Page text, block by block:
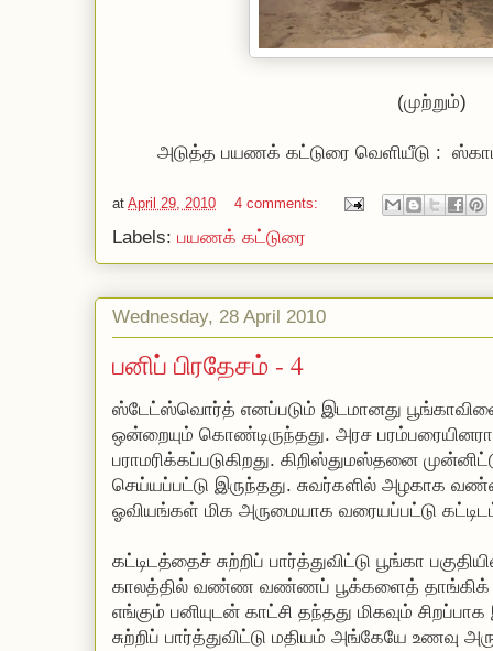
(முற்றும்)
அடுத்த பயணக் கட்டுரை வெளியீடு :
at April 29, 2010 4 comments:
Labels: பயணக் கட்டுரை
Wednesday, 28 April 2010
பனிப் பிரதேசம் - 4
ஸ்டேட்ஸ்வொர்த் எனப்படும் இடமானது
ஒன்றையும் கொண்டிருந்தது. அரச
பராமரிக்கப்படுகிறது. கிறிஸ்துமஸ்தனை
செய்யப்பட்டு இருந்தது. சுவர்களில் அழகாக
ஓவியங்கள் மிக அருமையாக வரையப்பட்டு
கட்டிடத்தைச் சுற்றிப் பார்த்துவிட்டு பூங்கா
காலத்தில் வண்ண வண்ணப் பூக்களைத் தாங்கிக்
எங்கும் பனியுடன் காட்சி தந்தது மிகவும்
சுற்றிப் பார்த்துவிட்டு மதியம் அங்கேயே உணவு